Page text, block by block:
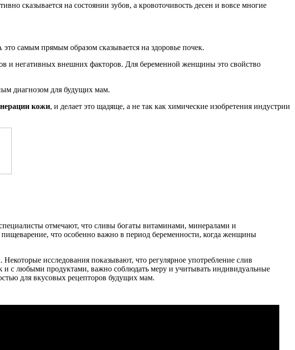
сказывается на состоянии зубов, а кровоточивость десен и вовсе многие
самым прямым образом сказывается на здоровье почек.
и негативных внешних факторов. Для беременной женщины это свойство
диагнозом для будущих мам.
кожи, и делает это щадяще, а не так как химические изобретения индустрии
отмечают, что сливы богаты витаминами, минералами и
что особенно важно в период беременности, когда женщины
исследования показывают, что регулярное употребление слив
и с любыми продуктами, важно соблюдать меру и учитывать индивидуальные
для вкусовых рецепторов будущих мам.